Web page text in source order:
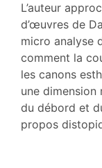
Texte
Bibliographie
Notes
Citer cet article
Auteur
L’auteur
d’œuvres de
micro analyse
comment la
les canons
une dimension
du débord et
propos